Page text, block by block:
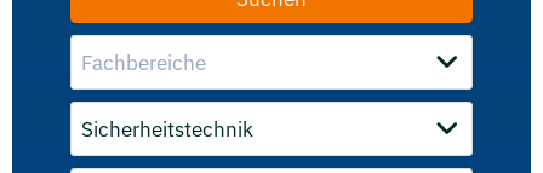
Fachbereiche
Sicherheitstechnik